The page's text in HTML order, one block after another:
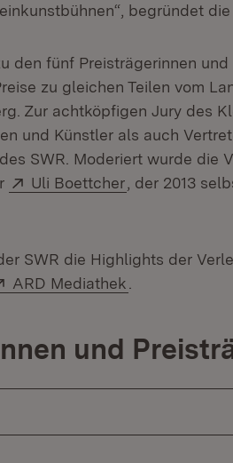
begründet
den fünf Preisträgerinnen
zu gleichen Teilen vom
Zur achtköpfigen Jury des
und Künstler als auch
SWR. Moderiert wurde die
Extern:
Uli Boettcher (Öffnet in
, der 2013
SWR die Highlights der
Extern:
ARD Mediathek
und